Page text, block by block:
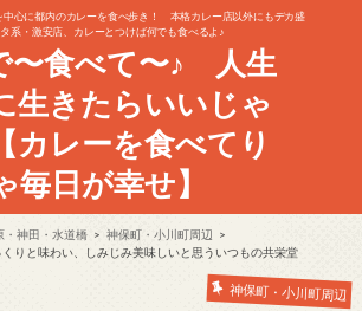
中心に都内のカレーを食べ歩き！ 本格カレー店以外にもデカ盛
タ系・激安店、カレーとつけば何でも食べるよ♪
〜食べて〜♪ 人生
生きたらいいじゃ
カレーを食べてり
毎日が幸せ】
・神田・水道橋
神保町・小川町周辺
りと味わい、しみじみ美味しいと思ういつもの共栄堂
神保町・小川町周辺